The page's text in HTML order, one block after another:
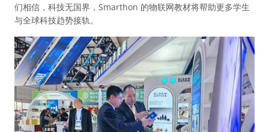
们相信，科技无国界，Smarthon 的物联网教材将帮助更多学生
与全球科技趋势接轨。